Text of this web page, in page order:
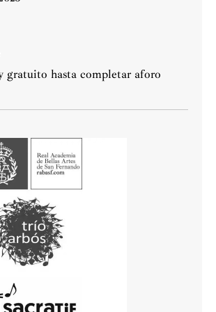
gratuito hasta completar aforo